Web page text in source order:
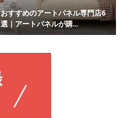
おすすめのアートパネル専門店6
選｜アートパネルが購...